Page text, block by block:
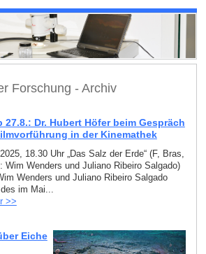
Forschung - Archiv
Dr. Hubert Höfer beim Gespräch
in der Kinemathek
18.30 Uhr „Das Salz der Erde“ (F, Bras,
Wim Wenders und Juliano Ribeiro Salgado)
Wenders und Juliano Ribeiro Salgado
im Mai...
>>
Eiche